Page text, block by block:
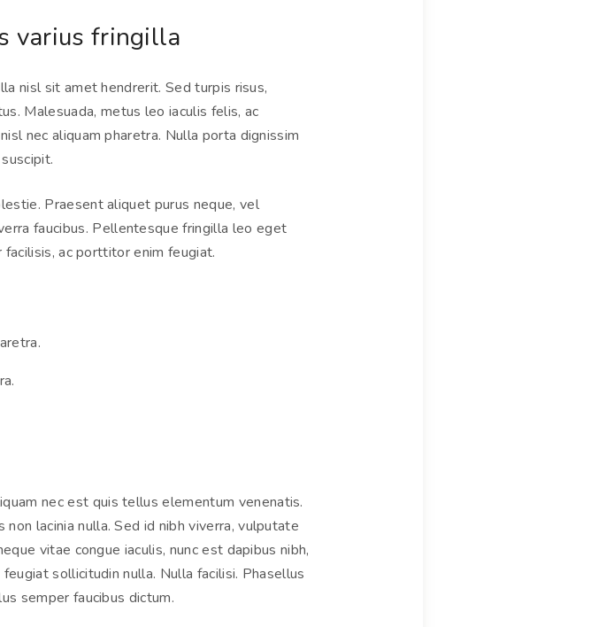
varius fringilla
nisl sit amet hendrerit. Sed turpis risus,
Malesuada, metus leo iaculis felis, ac
nec aliquam pharetra. Nulla porta dignissim
Praesent aliquet purus neque, vel
faucibus. Pellentesque fringilla leo eget
ac porttitor enim feugiat.
nec est quis tellus elementum venenatis.
lacinia nulla. Sed id nibh viverra, vulputate
vitae congue iaculis, nunc est dapibus nibh,
sollicitudin nulla. Nulla facilisi. Phasellus
semper faucibus dictum.